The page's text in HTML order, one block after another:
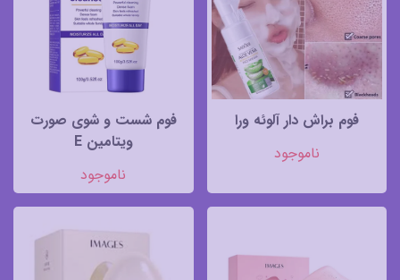
فوم براش دار آلوئه ورا
ناموجود
فوم شست و شوی صورت
ویتامین E
ناموجود